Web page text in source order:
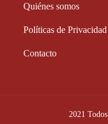
Quiénes somos
Políticas de Privacidad
Contacto
2021